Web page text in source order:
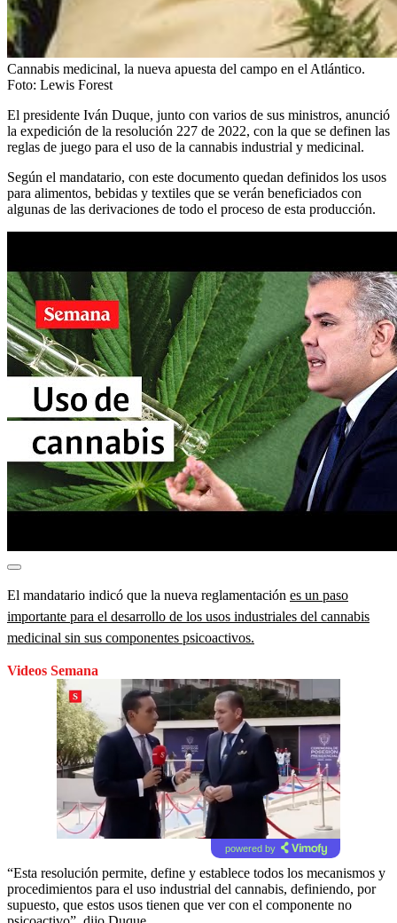
Cannabis medicinal, la nueva apuesta del campo en el Atlántico.
Foto: Lewis Forest
El presidente Iván Duque, junto con varios de sus ministros, anunció
la expedición de la resolución 227 de 2022, con la que se definen las
reglas de juego para el uso de la cannabis industrial y medicinal.
Según el mandatario, con este documento quedan definidos los usos
para alimentos, bebidas y textiles que se verán beneficiados con
algunas de las derivaciones de todo el proceso de esta producción.
El mandatario indicó que la nueva reglamentación es un paso
importante para el desarrollo de los usos industriales del cannabis
medicinal sin sus componentes psicoactivos.
Videos Semana
powered by
“Esta resolución permite, define y establece todos los mecanismos y
procedimientos para el uso industrial del cannabis, definiendo, por
supuesto, que estos usos tienen que ver con el componente no